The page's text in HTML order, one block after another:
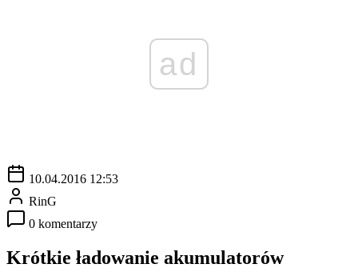
ad
10.04.2016 12:53
RinG
0 komentarzy
Krótkie ładowanie akumulatorów